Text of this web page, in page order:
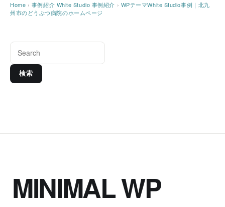
Home › 事例紹介 White Studio 事例紹介 › WPテーマWhite Studio事例｜北九
州市のどうぶつ病院のホームページ
検索
MINIMAL WP